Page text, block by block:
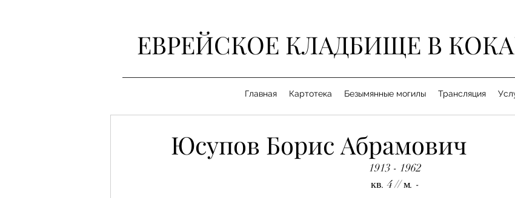
ЕВРЕЙСКОЕ КЛАДБИЩЕ В
Главная Картотека Безымянные могилы Трансляция
Юсупов Борис Абрамович
1913 - 1962
кв. 4 // м. -